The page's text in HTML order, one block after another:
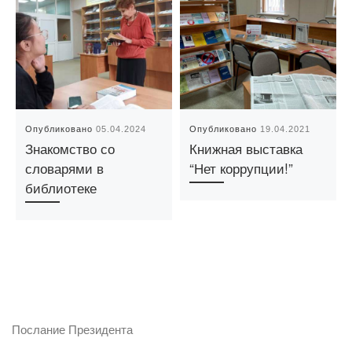
Опубликовано05.04.2024
Знакомство со
словарями в
библиотеке
Опубликовано 19.04.2021
Книжная выставка
“Нет коррупции!”
Послание Президента